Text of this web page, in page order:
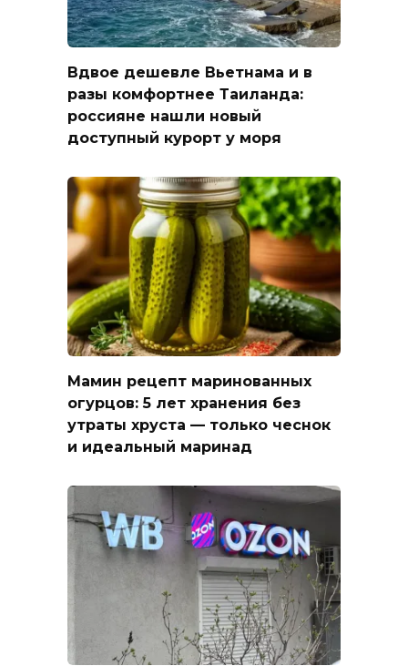
Вдвое дешевле Вьетнама и в
разы комфортнее Таиланда:
россияне нашли новый
доступный курорт у моря
Мамин рецепт маринованных
огурцов: 5 лет хранения без
утраты хруста — только чеснок
и идеальный маринад